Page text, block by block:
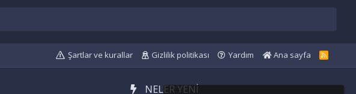
Şartlar ve kurallar Gizlilik politikası Yardım Ana sayfa
R
NELER YENI